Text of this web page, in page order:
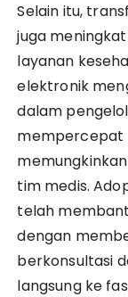
Selain itu,
juga
layanan
elektronik
dalam
mempercepat
tim medis.
telah
dengan
berkonsultasi
langsung ke